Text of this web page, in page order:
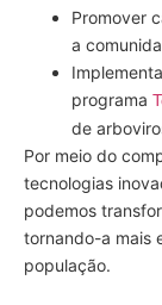
Promover
a
programa
de
Por meio do
tecnologias
podemos
tornando-a mais
população.